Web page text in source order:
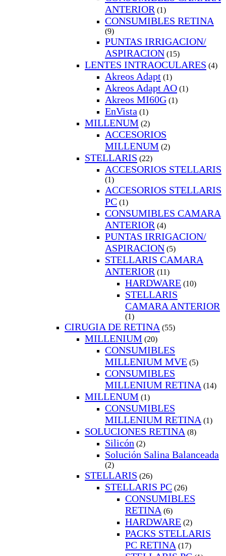
ANTERIOR (1)
CONSUMIBLES RETINA
(9)
PUNTAS IRRIGACION/
ASPIRACION (15)
LENTES INTRAOCULARES (4)
Akreos Adapt (1)
Akreos Adapt AO (1)
Akreos MI60G (1)
EnVista (1)
MILLENUM (2)
ACCESORIOS
MILLENUM (2)
STELLARIS (22)
ACCESORIOS STELLARIS
(1)
ACCESORIOS STELLARIS
PC (1)
CONSUMIBLES CAMARA
ANTERIOR (4)
PUNTAS IRRIGACION/
ASPIRACION (5)
STELLARIS CAMARA
ANTERIOR (11)
HARDWARE (10)
STELLARIS
CAMARA ANTERIOR
(1)
CIRUGIA DE RETINA (55)
MILLENIUM (20)
CONSUMIBLES
MILLENIUM MVE (5)
CONSUMIBLES
MILLENIUM RETINA (14)
MILLENUM (1)
CONSUMIBLES
MILLENIUM RETINA (1)
SOLUCIONES RETINA (8)
Silicón (2)
Solución Salina Balanceada
(2)
STELLARIS (26)
STELLARIS PC (26)
CONSUMIBLES
RETINA (6)
HARDWARE (2)
PACKS STELLARIS
PC RETINA (17)